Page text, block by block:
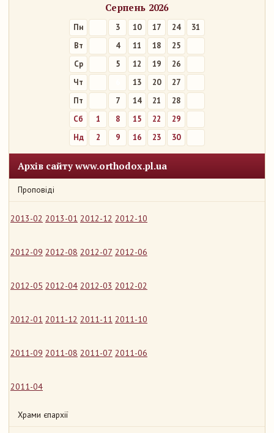
Серпень 2026
Пн 3 10 17 24
31
Вт
4 11 18
25
Ср
5 12 19
26
Чт
13 20
27
Пт
7 14 21
28
Сб
1 8 15 22
29
Нд
2 9 16 23 30
Архів сайту www.orthodox.pl.ua
Проповіді
2013-02 2013-01 2012-12 2012-10
2012-09 2012-08 2012-07 2012-06
2012-05 2012-04 2012-03 2012-02
2012-01 2011-12 2011-11 2011-10
2011-09 2011-08 2011-07 2011-06
2011-04
Храми єпархії